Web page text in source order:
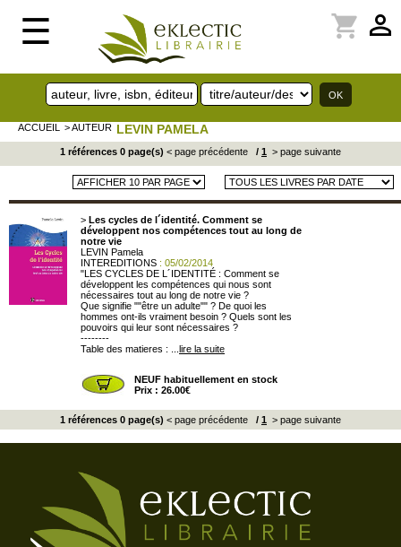
☰ perm_identity
shopping_cart
ACCUEIL > AUTEUR LEVIN PAMELA
1 références 0 page(s) < page précédente / 1 > page suivante
> Les cycles de l´identité. Comment se
développent nos compétences tout au long de
notre vie
LEVIN Pamela
INTEREDITIONS : 05/02/2014
"LES CYCLES DE L´IDENTITÉ : Comment se
développent les compétences qui nous sont
nécessaires tout au long de notre vie ?
Que signifie ""être un adulte"" ? De quoi les
hommes ont-ils vraiment besoin ? Quels sont les
pouvoirs qui leur sont nécessaires ?
--------
Table des matieres : ... lire la suite
NEUF habituellement en stock
Prix : 26.00€
1 références 0 page(s) < page précédente / 1 > page suivante